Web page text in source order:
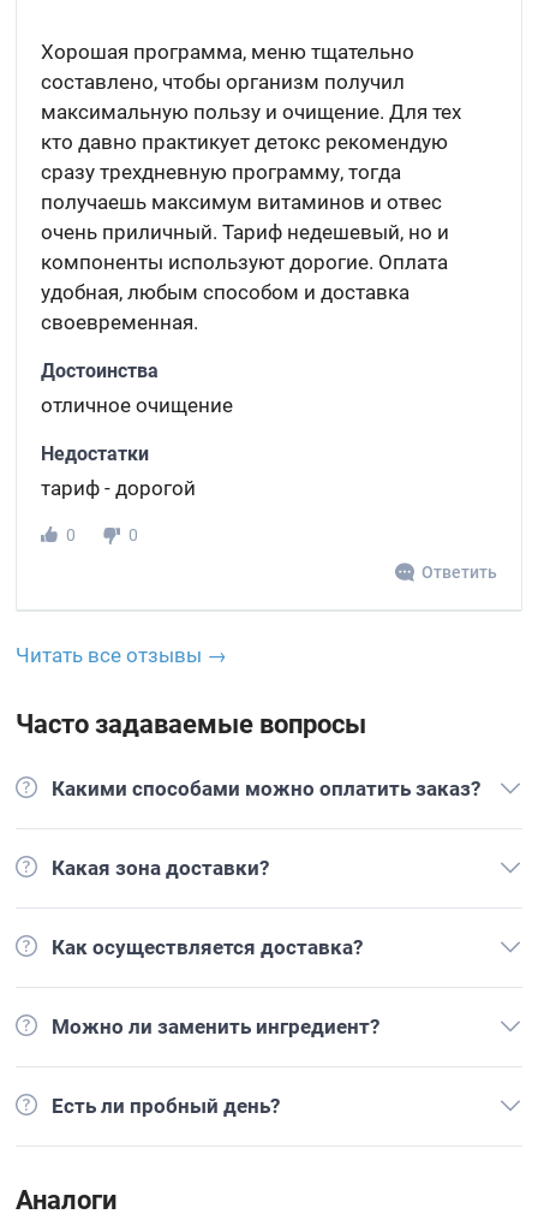
Хорошая программа, меню тщательно
составлено, чтобы организм получил
максимальную пользу и очищение. Для тех
кто давно практикует детокс рекомендую
сразу трехдневную программу, тогда
получаешь максимум витаминов и отвес
очень приличный. Тариф недешевый, но и
компоненты используют дорогие. Оплата
удобная, любым способом и доставка
своевременная.
Достоинства
отличное очищение
Недостатки
тариф - дорогой
0
0
Ответить
Читать все отзывы →
Часто задаваемые вопросы
Какими способами можно оплатить заказ?
Какая зона доставки?
Как осуществляется доставка?
Можно ли заменить ингредиент?
Есть ли пробный день?
Аналоги